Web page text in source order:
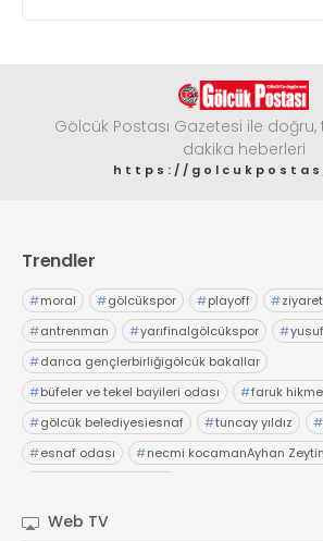
Gölcük Postası Gazetesi ile doğru,
dakika heberleri
https://
Trendler
#moral #gölcükspor #playoff #ziyaret
#antrenman #yarıfinalgölcükspor #
#darıca gençlerbirliğigölcük bakallar
#büfeler ve tekel bayileri odası #faruk
#gölcük belediyesiesnaf #tuncay yıldız #
#esnaf odası #necmi kocamanAyhan
Web TV